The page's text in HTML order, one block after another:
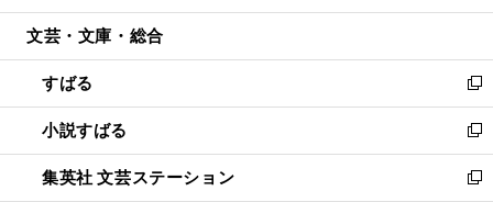
開
ウ
開
く
ン
ウ
で
開
く
ウ
ン
ド
ウ
で
開
く
文芸・文庫・総合
すばる
新
し
い
ウ
ィ
小説すばる
新
し
い
集英社 文芸ステーション
新